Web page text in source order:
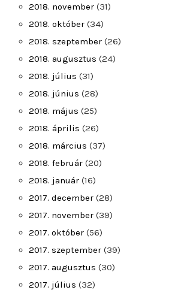
2018. november (31)
2018. október (34)
2018. szeptember (26)
2018. augusztus (24)
2018. július (31)
2018. június (28)
2018. május (25)
2018. április (26)
2018. március (37)
2018. február (20)
2018. január (16)
2017. december (28)
2017. november (39)
2017. október (56)
2017. szeptember (39)
2017. augusztus (30)
2017. július (32)